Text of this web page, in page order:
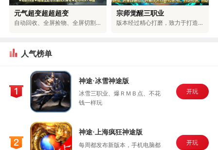
元气超变超超超变
自动回收、全屏捡物、全屏切割、超大仓库统统免费送，无卡顿，百阶装备轻松爆，充值福利超丰厚。上百件专属神器、多元玩法，搭配独特机制与炫酷特效，无套路、无强制消费，耗时就能解锁全部内容。团队耗时二年精心打磨，大陆功能完善，邀你尽情体验。
宗师觉醒三职业
版本经过精心打磨，致力于打造物价稳定、玩法多元的生态服。游戏支持玩家自由交易，所有装备都由BOSS掉落，一切靠打，公平公正。同时，还具备自动回收、捡物、巡航等便捷功能，解放双手轻松升级。在保留经典玩法的基础上，新增了血脉觉醒、秘宝探索、装备觉醒等特色内容，兼具热血与便捷，重塑全新的冒险体验。
人气榜单
神途·冰雪神途版
冰雪三职业、爆ＲＭＢ点、不花
钱一样玩
开玩
神途·上海疯狂神途版
每周都发布新版本，手机电脑都
开玩